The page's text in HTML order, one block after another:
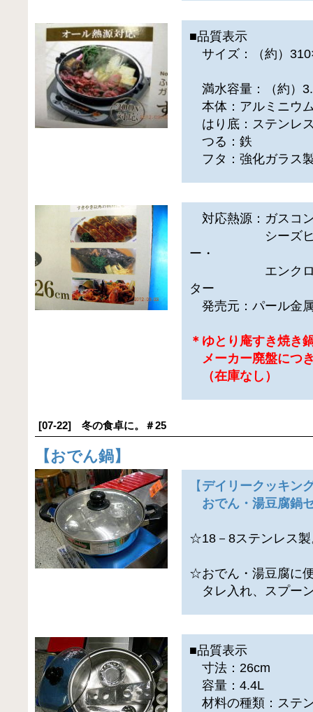
■品質表示
サイズ：（約）
満水容量：（約）
本体：アルミニウ
はり底：ステンレ
つる：鉄
フタ：強化ガラス
対応熱源：ガスコ
シーズヒータ
ー・
エンクロヒー
ター
発売元：パール金
＊ゆとり庵すき焼き
メーカー廃盤につ
（在庫なし）
[07-22] 冬の食卓に。＃25
【おでん鍋】
【 デイリークッキン
おでん・湯豆腐鍋
☆18－8ステンレス製
☆おでん・湯豆腐に
タレ入れ、スプー
■品質表示
寸法：26cm
容量：4.4L
材料の種類：ステ